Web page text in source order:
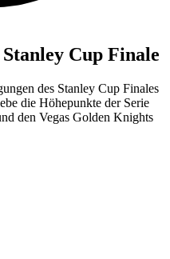
Cup Finale
des Stanley Cup Finales
die Höhepunkte der Serie
den Vegas Golden Knights